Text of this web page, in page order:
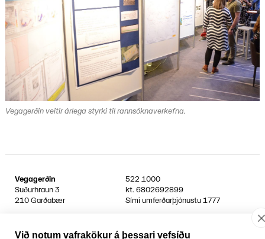
Vegagerðin veitir árlega styrki til rannsóknaverkefna.
Vegagerðin
Suðurhraun 3
210 Garðabær
522 1000
kt.6802692899
Sími umferðarþjónustu1777
Persónuvernd og öryggi gagna
Við notum vafrakökur á þessari vefsíðu